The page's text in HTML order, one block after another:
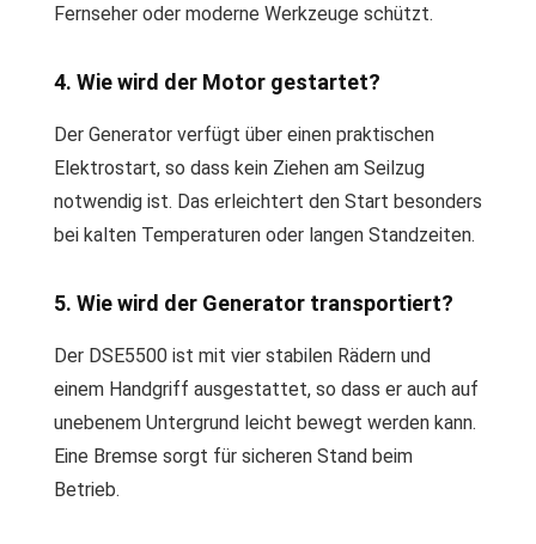
Fernseher oder moderne Werkzeuge schützt.
4. Wie wird der Motor gestartet?
Der Generator verfügt über einen praktischen
Elektrostart, so dass kein Ziehen am Seilzug
notwendig ist. Das erleichtert den Start besonders
bei kalten Temperaturen oder langen Standzeiten.
5. Wie wird der Generator transportiert?
Der DSE5500 ist mit vier stabilen Rädern und
einem Handgriff ausgestattet, so dass er auch auf
unebenem Untergrund leicht bewegt werden kann.
Eine Bremse sorgt für sicheren Stand beim
Betrieb.